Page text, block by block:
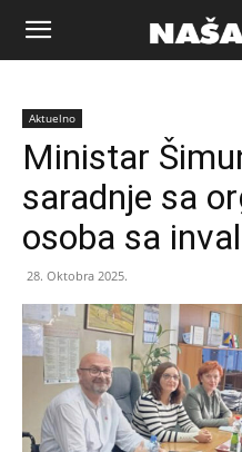
Naša
riječ
Aktuelno
Ministar
saradnje sa
osoba sa
28. Oktobra 2025.